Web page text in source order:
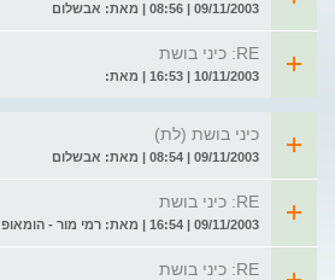
09/11/2003 | 08:56 | מאת: אבשלום
RE: כיני בושת
10/11/2003 | 16:53 | מאת:
כיני בושת (לת)
09/11/2003 | 08:54 | מאת: אבשלום
RE: כיני בושת
09/11/2003 | 16:54 | מאת: רמי מור - הומאופט
RE: כיני בושת